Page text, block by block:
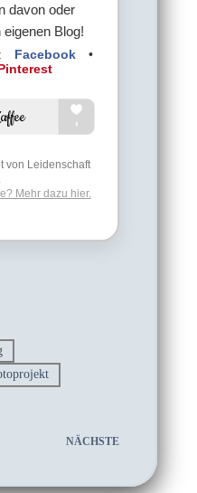
davon oder
Blog!
Facebook
•
von Leidenschaft
Mehr dazu hier.
NÄCHSTE